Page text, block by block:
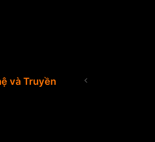
và Truyền
<